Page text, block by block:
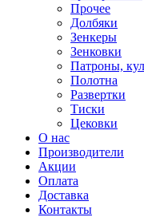
Прочее
Долбяки
Зенкеры
Зенковки
Патроны,
Полотна
Развертки
Тиски
Цековки
О нас
Производители
Акции
Оплата
Доставка
Контакты